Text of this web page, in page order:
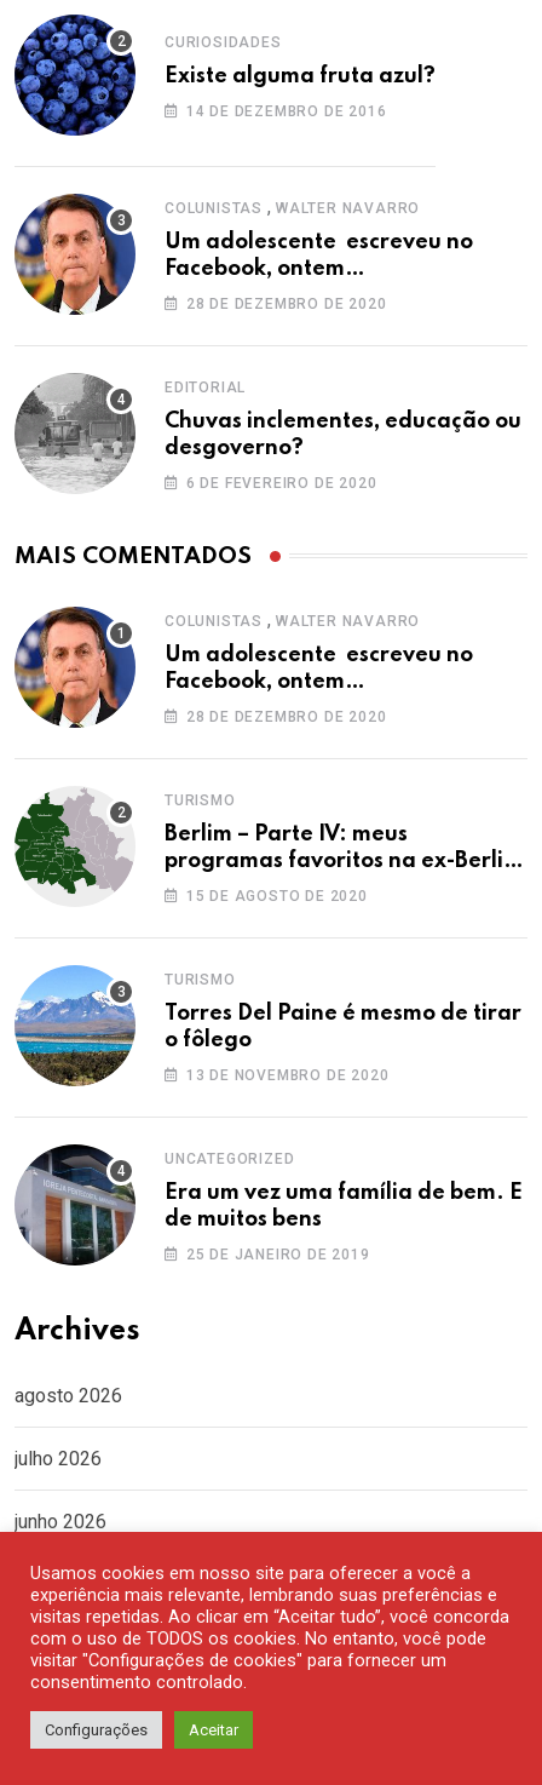
CURIOSIDADES
Existe alguma fruta azul?
14 DE DEZEMBRO DE 2016
COLUNISTAS , WALTER NAVARRO
Um adolescente escreveu no
Facebook, ontem…
28 DE DEZEMBRO DE 2020
EDITORIAL
Chuvas inclementes, educação ou
desgoverno?
6 DE FEVEREIRO DE 2020
MAIS COMENTADOS
COLUNISTAS , WALTER NAVARRO
Um adolescente escreveu no
Facebook, ontem…
28 DE DEZEMBRO DE 2020
TURISMO
Berlim – Parte IV: meus
programas favoritos na ex-Berlim
Ocidental
15 DE AGOSTO DE 2020
TURISMO
Torres Del Paine é mesmo de tirar
o fôlego
13 DE NOVEMBRO DE 2020
UNCATEGORIZED
Era um vez uma família de bem. E
de muitos bens
25 DE JANEIRO DE 2019
Archives
agosto 2026
julho 2026
junho 2026
maio 2026
abril 2026
março 2026
Usamos cookies em nosso site para oferecer a você a
experiência mais relevante, lembrando suas preferências e
visitas repetidas. Ao clicar em “Aceitar tudo”, você concorda
com o uso de TODOS os cookies. No entanto, você pode
visitar "Configurações de cookies" para fornecer um
consentimento controlado.
Configurações Aceitar